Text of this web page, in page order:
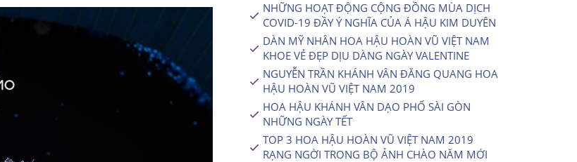
NHỮNG HOẠT ĐỘNG CỘNG ĐỒNG MÙA DỊCH
COVID-19 ĐẦY Ý NGHĨA CỦA Á HẬU KIM DUYÊN
DÀN MỸ NHÂN HOA HẬU HOÀN VŨ VIỆT NAM
KHOE VẺ ĐẸP DỊU DÀNG NGÀY VALENTINE
NGUYỄN TRẦN KHÁNH VÂN ĐĂNG QUANG HOA
HẬU HOÀN VŨ VIỆT NAM 2019
HOA HẬU KHÁNH VÂN DẠO PHỐ SÀI GÒN
NHỮNG NGÀY TẾT
TOP 3 HOA HẬU HOÀN VŨ VIỆT NAM 2019
RẠNG NGỜI TRONG BỘ ẢNH CHÀO NĂM MỚI